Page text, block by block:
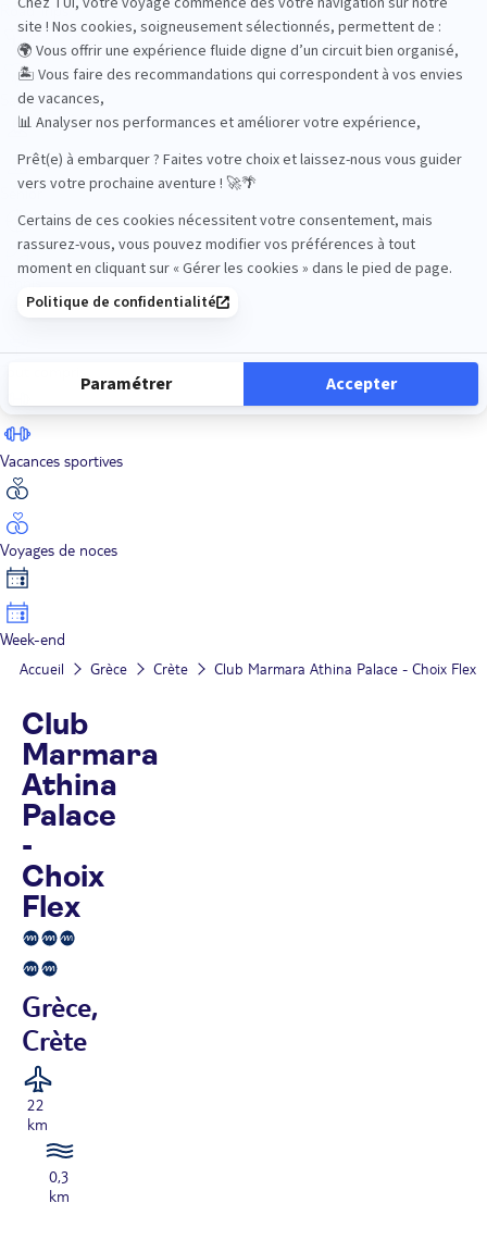
Road Trips
Safari
Sénior
Vacances sportives
Voyages de noces
Week-end
Accueil Grèce Crète Club Marmara Athina Palace - Choix Flex
Club
Marmara
Athina
Palace
-
Choix
Flex
Grèce,
Crète
22
km
0,3
km